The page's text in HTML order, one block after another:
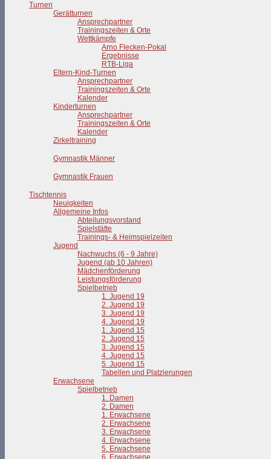
Turnen
Gerätturnen
Ansprechpartner
Trainingszeiten & Orte
Wettkämpfe
Arno Flecken-Pokal
Ergebnisse
RTB-Liga
Eltern-Kind-Turnen
Ansprechpartner
Trainingszeiten & Orte
Kalender
Kinderturnen
Ansprechpartner
Trainingszeiten & Orte
Kalender
Zirkeltraining
Gymnastik Männer
Gymnastik Frauen
Tischtennis
Neuigkeiten
Allgemeine Infos
Abteilungsvorstand
Spielstätte
Trainings- & Heimspielzeiten
Jugend
Nachwuchs (6 - 9 Jahre)
Jugend (ab 10 Jahren)
Mädchenförderung
Leistungsförderung
Spielbetrieb
1. Jugend 19
2. Jugend 19
3. Jugend 19
4. Jugend 19
1. Jugend 15
2. Jugend 15
3. Jugend 15
4. Jugend 15
5. Jugend 15
Tabellen und Platzierungen
Erwachsene
Spielbetrieb
1. Damen
2. Damen
1. Erwachsene
2. Erwachsene
3. Erwachsene
4. Erwachsene
5. Erwachsene
6. Erwachsene